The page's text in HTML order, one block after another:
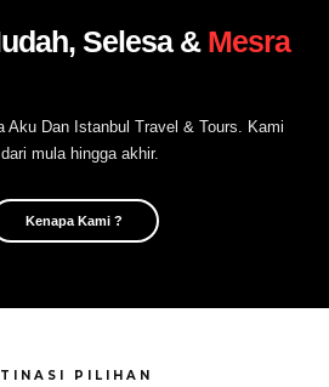
Selesa & Mesra
Aku Dan Istanbul Travel & Tours. Kami
mula hingga akhir.
Kenapa Kami ?
PILIHAN